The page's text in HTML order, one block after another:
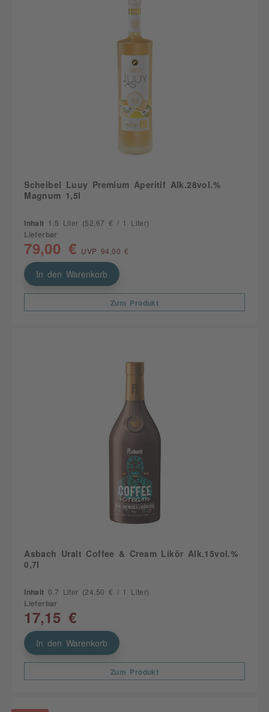
Scheibel Luuy Premium Aperitif Alk.28vol.%
Magnum 1,5l
Inhalt 1.5 Liter (52,67 € / 1 Liter)
Lieferbar
79,00 € UVP 94,00 €
In den Warenkorb
Zum Produkt
Asbach Uralt Coffee & Cream Likör Alk.15vol.%
0,7l
Inhalt 0.7 Liter (24,50 € / 1 Liter)
Lieferbar
17,15 €
In den Warenkorb
Zum Produkt